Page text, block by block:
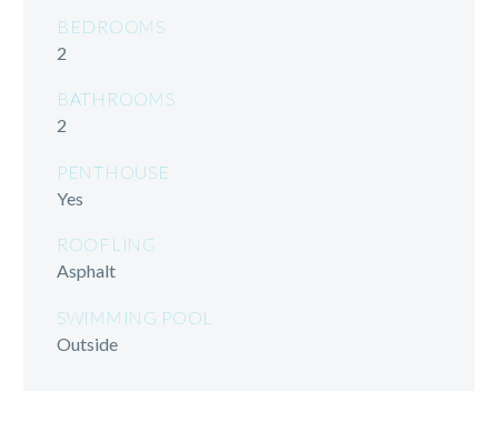
BEDROOMS
2
BATHROOMS
2
PENTHOUSE
Yes
ROOFLING
Asphalt
SWIMMING POOL
Outside